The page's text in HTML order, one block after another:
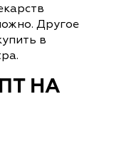
Другое
в
НА